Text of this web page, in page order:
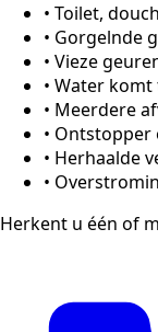
• Toilet,
• Gorgelnde
• Vieze
• Water
• Meerdere
• Ontstopper
• Herhaalde
•
Herkent u één of